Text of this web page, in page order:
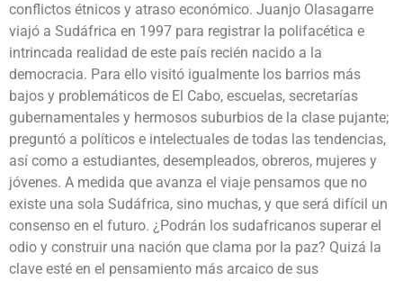
conflictos étnicos y atraso económico. Juanjo Olasagarre
viajó a Sudáfrica en 1997 para registrar la polifacética e
intrincada realidad de este país recién nacido a la
democracia. Para ello visitó igualmente los barrios más
bajos y problemáticos de El Cabo, escuelas, secretarías
gubernamentales y hermosos suburbios de la clase pujante;
preguntó a políticos e intelectuales de todas las tendencias,
así como a estudiantes, desempleados, obreros, mujeres y
jóvenes. A medida que avanza el viaje pensamos que no
existe una sola Sudáfrica, sino muchas, y que será difícil un
consenso en el futuro. ¿Podrán los sudafricanos superar el
odio y construir una nación que clama por la paz? Quizá la
clave esté en el pensamiento más arcaico de sus